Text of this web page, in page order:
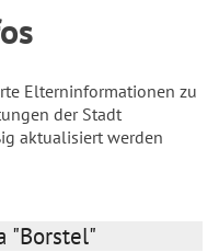
Elterninformationen zu
der Stadt
aktualisiert werden
"Borstel"